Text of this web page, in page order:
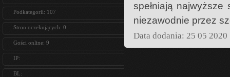
Podkategorii: 107
Stron oczekujących: 0
Gości online: 9
IP:
BL:
spełniają
niezawodnie przez
Data dodania: 25 05 2020